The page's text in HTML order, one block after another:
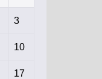
3
10
17